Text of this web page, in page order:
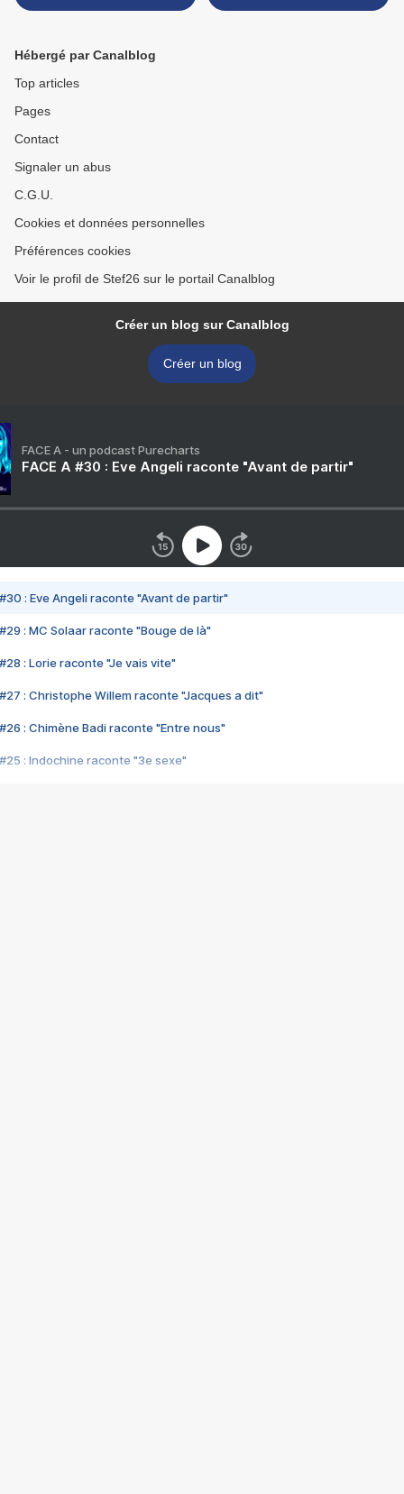
des livres >
Hébergé par Canalblog
Top articles
Pages
Contact
Signaler un abus
C.G.U.
Cookies et données personnelles
Préférences cookies
Voir le profil de Stef26 sur le portail Canalblog
Créer un blog sur Canalblog
Créer un blog
FACE A - un podcast Purecharts
FACE A #30 : Eve Angeli raconte "Avant de partir"
#30 : Eve Angeli raconte "Avant de partir"
#29 : MC Solaar raconte "Bouge de là"
#28 : Lorie raconte "Je vais vite"
#27 : Christophe Willem raconte "Jacques a dit"
#26 : Chimène Badi raconte "Entre nous"
#25 : Indochine raconte "3e sexe"